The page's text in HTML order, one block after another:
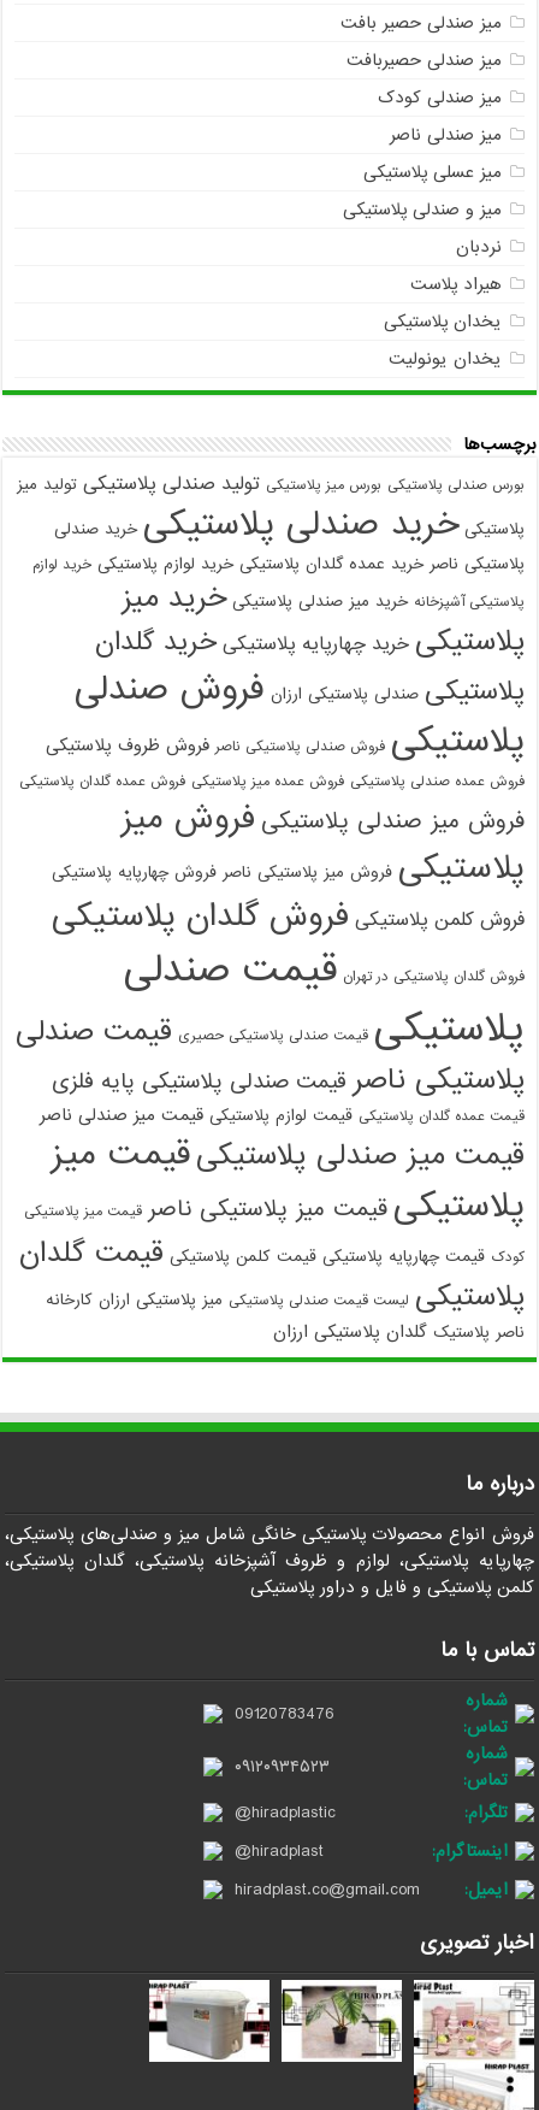
میز صندلی حصیر بافت
میز صندلی حصیربافت
میز صندلی کودک
میز صندلی ناصر
میز عسلی پلاستیکی
میز و صندلی پلاستیکی
نردبان
هیراد پلاست
یخدان پلاستیکی
یخدان یونولیت
برچسب‌ها
بورس صندلی پلاستیکی بورس میز پلاستیکی تولید صندلی پلاستیکی تولید میز
پلاستیکی خرید صندلی پلاستیکی خرید صندلی
پلاستیکی ناصر خرید عمده گلدان پلاستیکی خرید لوازم پلاستیکی خرید لوازم
پلاستیکی آشپزخانه خرید میز صندلی پلاستیکی خرید میز
پلاستیکی خرید چهارپایه پلاستیکی خرید گلدان
پلاستیکی صندلی پلاستیکی ارزان فروش صندلی
پلاستیکی فروش صندلی پلاستیکی ناصر فروش ظروف پلاستیکی
فروش عمده صندلی پلاستیکی فروش عمده میز پلاستیکی فروش عمده گلدان پلاستیکی
فروش میز صندلی پلاستیکی فروش میز
پلاستیکی فروش میز پلاستیکی ناصر فروش چهارپایه پلاستیکی
فروش کلمن پلاستیکی فروش گلدان پلاستیکی
فروش گلدان پلاستیکی در تهران قیمت صندلی
پلاستیکی قیمت صندلی پلاستیکی حصیری قیمت صندلی
پلاستیکی ناصر قیمت صندلی پلاستیکی پایه فلزی
قیمت عمده گلدان پلاستیکی قیمت لوازم پلاستیکی قیمت میز صندلی ناصر
قیمت میز صندلی پلاستیکیقیمت میز
پلاستیکی قیمت میز پلاستیکی ناصر قیمت میز پلاستیکی
کودک قیمت چهارپایه پلاستیکی قیمت کلمن پلاستیکی قیمت گلدان
پلاستیکی لیست قیمت صندلی پلاستیکی میز پلاستیکی ارزان کارخانه
ناصر پلاستیک گلدان پلاستیکی ارزان
درباره ما
فروش انواع محصولات پلاستیکی خانگی شامل میز و صندلی‌های پلاستیکی،
چهارپایه پلاستیکی، لوازم و ظروف آشپزخانه پلاستیکی، گلدان پلاستیکی،
کلمن پلاستیکی و فایل و دراور پلاستیکی
تماس با ما
شماره
تماس:
09120783476
شماره
تماس:
۰۹۱۲۰۹۳۴۵۲۳
تلگرام:
@hiradplastic
اینستاگرام:
@hiradplast
ایمیل:
hiradplast.co@gmail.com
اخبار تصویری